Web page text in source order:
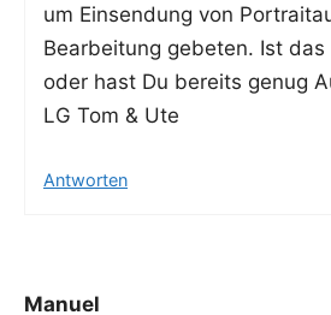
um Ein­sen­dung von
Bear­bei­tung gebe­ten. Ist das
oder hast Du bereits genug
LG Tom & Ute
Antworten
Manuel